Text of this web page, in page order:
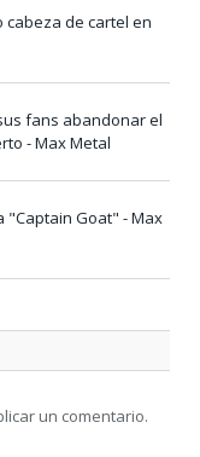
cabeza de cartel en
fans abandonar el
- Max Metal
"Captain Goat" - Max
un comentario.